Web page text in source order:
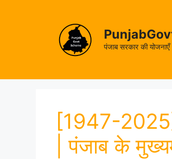
पंजाब सरकार की योजनाएँ
[1947-
| पंजाब के